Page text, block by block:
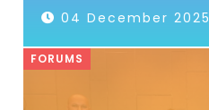
04 December 2025
FORUMS